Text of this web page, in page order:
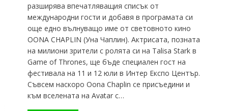
разширява впечатляващия списък от
международни гости и добавя в програмата си
още едно вълнуващо име от световното кино
ООNA CHAPLIN (Уна Чаплин). Актрисата, позната
на милиони зрители с ролята си на Talisa Stark в
Game of Thrones, ще бъде специален гост на
фестивала на 11 и 12 юли в Интер Експо Център.
Съвсем наскоро Oona Chaplin се присъедини и
към вселената на Avatar с…